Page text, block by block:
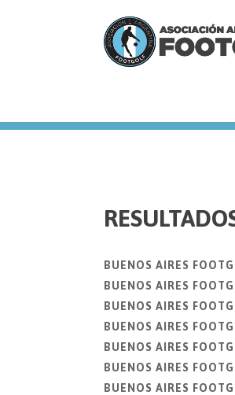
we
BUENOS AIRES
BUENOS AIRES
BUENOS AIRES
BUENOS AIRES
BUENOS AIRES
BUENOS AIRES
BUENOS AIRES